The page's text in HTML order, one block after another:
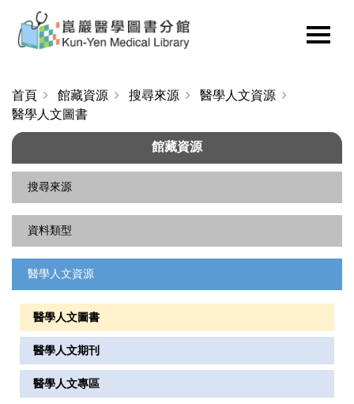
首頁 館藏資源 搜尋來源
醫學人文資源
醫學人文圖書
館藏資源
搜尋來源
本館目錄
醫事職類清單
館藏分類統計查詢
新書通報
資料類型
單本電子書
電子書平台
資料庫
電子期刊
醫學人文資源
醫學人文圖書
醫學人文期刊
醫學人文專區